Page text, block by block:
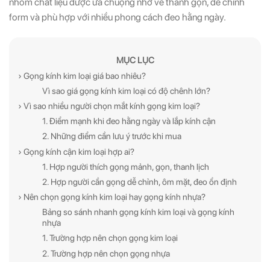
nhóm chất liệu được ưa chuộng nhờ vẻ thanh gọn, dễ chỉnh
form và phù hợp với nhiều phong cách đeo hằng ngày.
MỤC LỤC
› Gọng kính kim loại giá bao nhiêu?
Vì sao giá gọng kính kim loại có độ chênh lớn?
› Vì sao nhiều người chọn mắt kính gọng kim loại?
1. Điểm mạnh khi đeo hằng ngày và lắp kính cận
2. Những điểm cần lưu ý trước khi mua
› Gọng kính cận kim loại hợp ai?
1. Hợp người thích gọng mảnh, gọn, thanh lịch
2. Hợp người cần gọng dễ chỉnh, ôm mặt, đeo ổn định
› Nên chọn gọng kính kim loại hay gọng kính nhựa?
Bảng so sánh nhanh gọng kính kim loại và gọng kính
nhựa
1. Trường hợp nên chọn gọng kim loại
2. Trường hợp nên chọn gọng nhựa